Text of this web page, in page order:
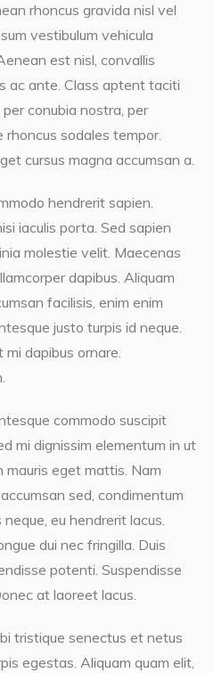
rhoncus gravida nisl vel
vestibulum vehicula
est nisl, convallis
ac ante. Class aptent taciti
conubia nostra, per
rhoncus sodales tempor.
cursus magna accumsan a.
hendrerit sapien.
iaculis porta. Sed sapien
molestie velit. Maecenas
dapibus. Aliquam
facilisis, enim enim
justo turpis id neque.
dapibus ornare.
commodo suscipit
mi dignissim elementum in ut
mauris eget mattis. Nam
sed, condimentum
eu hendrerit lacus.
dui nec fringilla. Duis
potenti. Suspendisse
at laoreet lacus.
tristique senectus et netus
egestas. Aliquam quam elit,